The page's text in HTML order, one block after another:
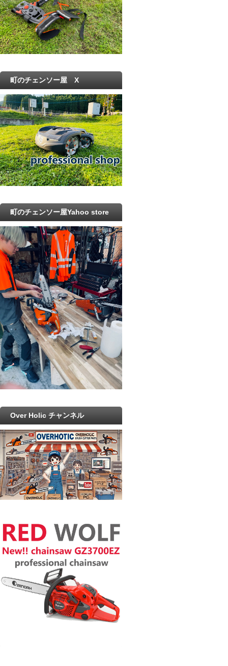
町のチェンソー屋 X
町のチェンソー屋Yahoo store
Over Holic チャンネル